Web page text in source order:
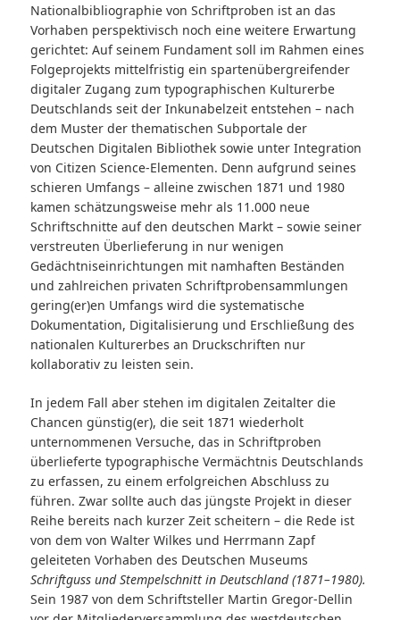
Nationalbibliographie von Schriftproben ist an das
Vorhaben perspektivisch noch eine weitere Erwartung
gerichtet: Auf seinem Fundament soll im Rahmen eines
Folgeprojekts mittelfristig ein spartenübergreifender
digitaler Zugang zum typographischen Kulturerbe
Deutschlands seit der Inkunabelzeit entstehen – nach
dem Muster der thematischen Subportale der
Deutschen Digitalen Bibliothek sowie unter Integration
von Citizen Science-Elementen. Denn aufgrund seines
schieren Umfangs – alleine zwischen 1871 und 1980
kamen schätzungsweise mehr als 11.000 neue
Schriftschnitte auf den deutschen Markt – sowie seiner
verstreuten Überlieferung in nur wenigen
Gedächtniseinrichtungen mit namhaften Beständen
und zahlreichen privaten Schriftprobensammlungen
gering(er)en Umfangs wird die systematische
Dokumentation, Digitalisierung und Erschließung des
nationalen Kulturerbes an Druckschriften nur
kollaborativ zu leisten sein.
In jedem Fall aber stehen im digitalen Zeitalter die
Chancen günstig(er), die seit 1871 wiederholt
unternommenen Versuche, das in Schriftproben
überlieferte typographische Vermächtnis Deutschlands
zu erfassen, zu einem erfolgreichen Abschluss zu
führen. Zwar sollte auch das jüngste Projekt in dieser
Reihe bereits nach kurzer Zeit scheitern – die Rede ist
von dem von Walter Wilkes und Herrmann Zapf
geleiteten Vorhaben des Deutschen Museums
Schriftguss und Stempelschnitt in Deutschland (1871–1980).
Sein 1987 von dem Schriftsteller Martin Gregor-Dellin